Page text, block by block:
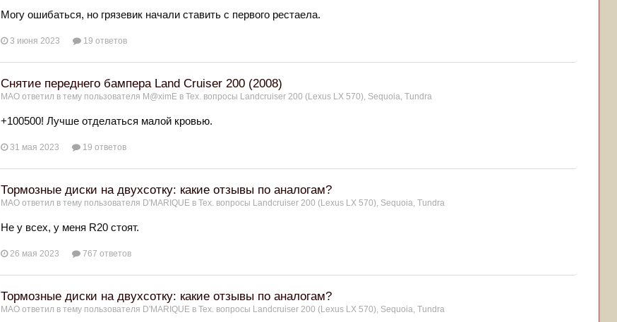
Могу ошибаться, но грязевик начали ставить с первого рестаела.
3 июня 2023 19 ответов
Снятие переднего бампера Land Cruiser 200 (2008)
МАО ответил в тему пользователя M@ximE в Тех. вопросы Landcruiser 200 (Lexus LX 570), Sequoia, Tundra
+100500! Лучше отделаться малой кровью.
31 мая 2023 19 ответов
Тормозные диски на двухсотку: какие отзывы по аналогам?
МАО ответил в тему пользователя D'MARIQUE в Тех. вопросы Landcruiser 200 (Lexus LX 570), Sequoia, Tundra
Не у всех, у меня R20 cтоят.
26 мая 2023 767 ответов
Тормозные диски на двухсотку: какие отзывы по аналогам?
МАО ответил в тему пользователя D'MARIQUE в Тех. вопросы Landcruiser 200 (Lexus LX 570), Sequoia, Tundra